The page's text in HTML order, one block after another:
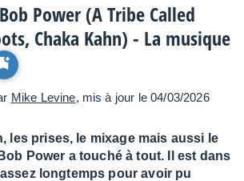
Power (A Tribe Called
Chaka Kahn) - La musique
Mike Levine, mis à jour le 04/03/2026
les prises, le mixage mais aussi le
Power a touché à tout. Il est dans
longtemps pour avoir pu